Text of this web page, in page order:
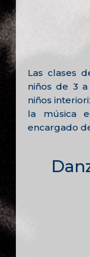
Las clases
niños de 3
niños
la música
encargado